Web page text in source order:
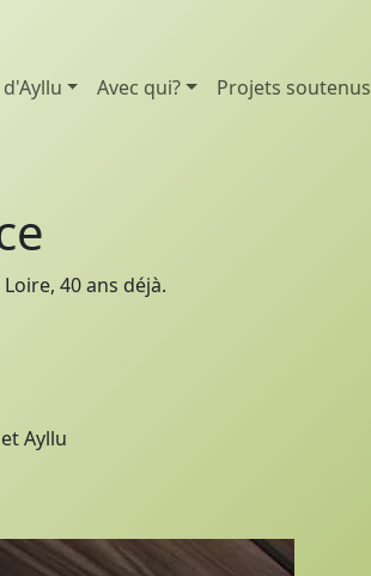
d'Ayllu Avec qui? Projets soutenus
40 ans déjà.
Ayllu